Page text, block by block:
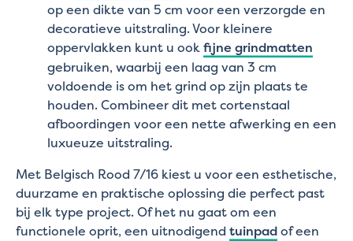
op een dikte van 5 cm voor een verzorgde en
decoratieve uitstraling. Voor kleinere
oppervlakken kunt u ookfijne grindmatten
gebruiken, waarbij een laag van 3 cm
voldoende is om het grind op zijn plaats te
houden. Combineer dit met cortenstaal
afboordingen voor een nette afwerking en een
luxueuze uitstraling.
Met Belgisch Rood 7/16 kiest u voor een esthetische,
duurzame en praktische oplossing die perfect past
bij elk type project. Of het nu gaat om een
functionele oprit, een uitnodigend tuinpadof een